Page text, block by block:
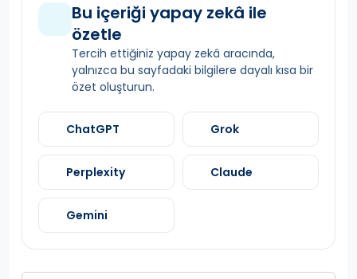
Bu içeriği yapay zekâ ile
özetle
Tercih ettiğiniz yapay zekâ aracında,
yalnızca bu sayfadaki bilgilere dayalı kısa bir
özet oluşturun.
ChatGPT Grok
Perplexity Claude
Gemini